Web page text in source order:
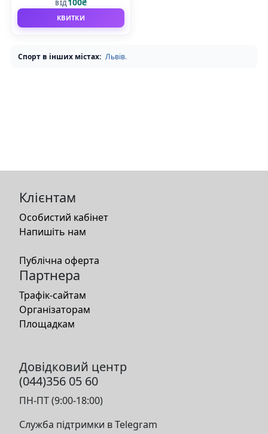
ВІД
КВИТКИ
Спорт в інших містах: Львів.
Клієнтам
Особистий кабінет
Напишіть нам
Публічна оферта
Партнера
Трафік-сайтам
Організаторам
Площадкам
Довідковий центр
(044)356 05 60
ПН-ПТ (9:00-18:00)
Служба підтримки в Telegram